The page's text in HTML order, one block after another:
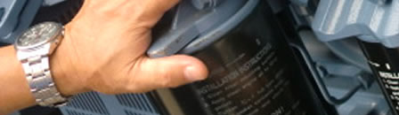
控制系统
并机控制系统
切换开关柜
机场及航空管制
医疗系统
发电厂黑起动
独立柴油发电站
噪声控
模块式